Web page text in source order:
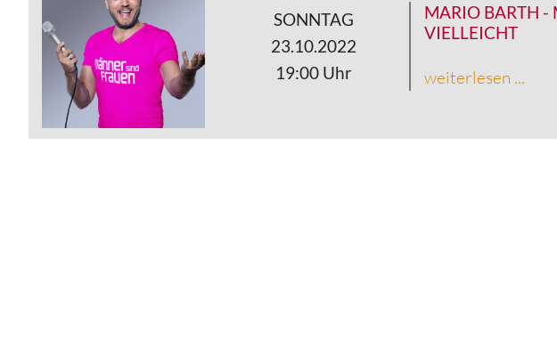
SONNTAG
23.10.2022
19:00 Uhr
MARIO BARTH -
VIELLEICHT
weiterlesen ...